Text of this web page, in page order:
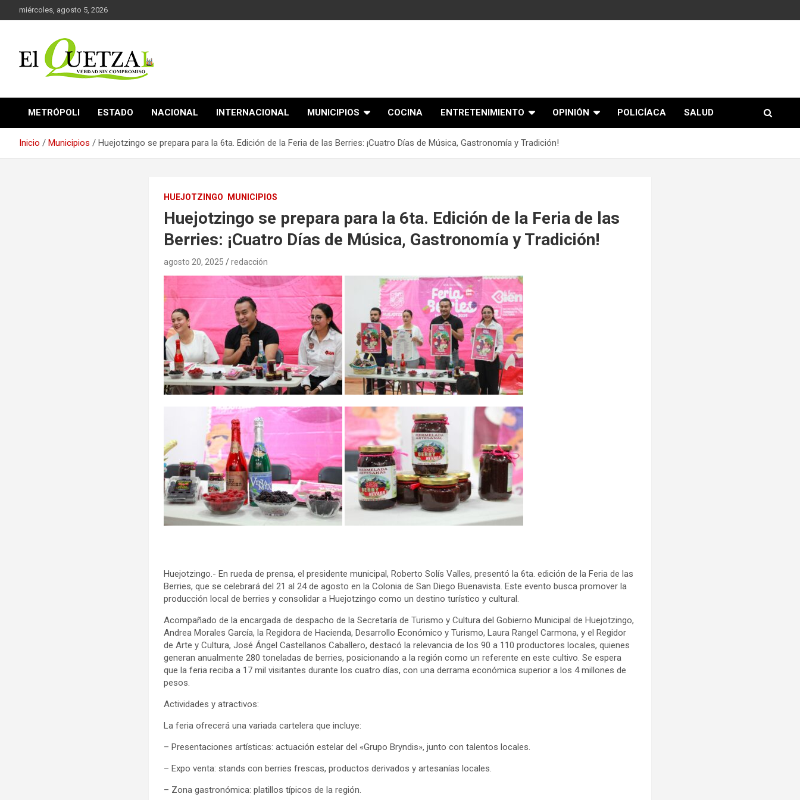
al
miércoles, agosto 5, 2026
El Quetzal de Cholula
METRÓPOLI ESTADO NACIONAL INTERNACIONAL MUNICIPIOS COCINA ENTRETENIMIENTO OPINIÓN POLICÍACA SALUD
Inicio Municipios Huejotzingo se prepara para la 6ta. Edición de la Feria de las Berries: ¡Cuatro Días de Música, Gastronomía y Tradición!
HUEJOTZINGO MUNICIPIOS
Huejotzingo se prepara para la 6ta. Edición de la Feria de las
Berries: ¡Cuatro Días de Música, Gastronomía y Tradición!
agosto 20, 2025 redacción
Huejotzingo.- En rueda de prensa, el presidente municipal, Roberto Solís Valles, presentó la 6ta. edición de la Feria de las
Berries, que se celebrará del 21 al 24 de agosto en la Colonia de San Diego Buenavista. Este evento busca promover la
producción local de berries y consolidar a Huejotzingo como un destino turístico y cultural.
Acompañado de la encargada de despacho de la Secretaría de Turismo y Cultura del Gobierno Municipal de Huejotzingo,
Andrea Morales García, la Regidora de Hacienda, Desarrollo Económico y Turismo, Laura Rangel Carmona, y el Regidor
de Arte y Cultura, José Ángel Castellanos Caballero, destacó la relevancia de los 90 a 110 productores locales, quienes
generan anualmente 280 toneladas de berries, posicionando a la región como un referente en este cultivo. Se espera
que la feria reciba a 17 mil visitantes durante los cuatro días, con una derrama económica superior a los 4 millones de
pesos.
Actividades y atractivos:
La feria ofrecerá una variada cartelera que incluye:
– Presentaciones artísticas: actuación estelar del «Grupo Bryndis», junto con talentos locales.
– Expo venta: stands con berries frescas, productos derivados y artesanías locales.
– Zona gastronómica: platillos típicos de la región.